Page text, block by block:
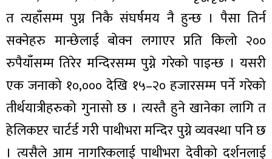
त त्यहाँसम्म पुग्न निकै संघर्षमय नै हुन्छ । पैसा तिर्न
सक्नेहरु मान्छेलाई बोक्न लगाएर प्रति किलो २००
रुपैयाँसम्म तिरेर मन्दिरसम्म पुग्ने गरेको पाइन्छ । यसरी
एक जनाको १०,००० देखि १५–२० हजारसम्म पर्ने गरेको
तीर्थयात्रीहरुको गुनासो छ । त्यस्तै हुने खानेका लागि त
हेलिकप्टर चार्टर्ड गरी पाथीभरा मन्दिर पुग्ने व्यवस्था पनि छ
। त्यसैले आम नागरिकलाई पाथीभरा देवीको दर्शनलाई